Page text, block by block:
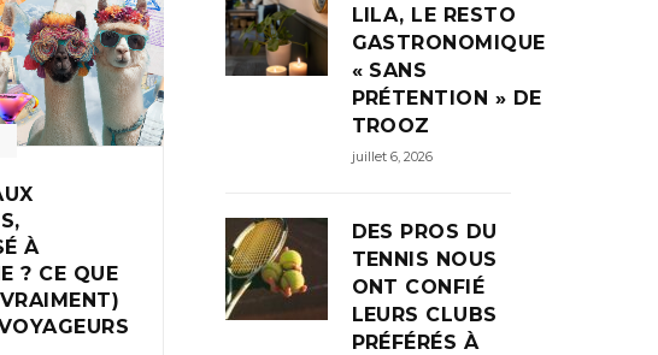
À
? CE QUE
LILA, LE RESTO
GASTRONOMIQUE
« SANS
PRÉTENTION » DE
TROOZ
juillet 6, 2026
DES PROS DU
TENNIS NOUS
ONT CONFIÉ
LEURS CLUBS
PRÉFÉRÉS À